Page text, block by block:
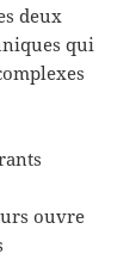
deux
qui
ouvre